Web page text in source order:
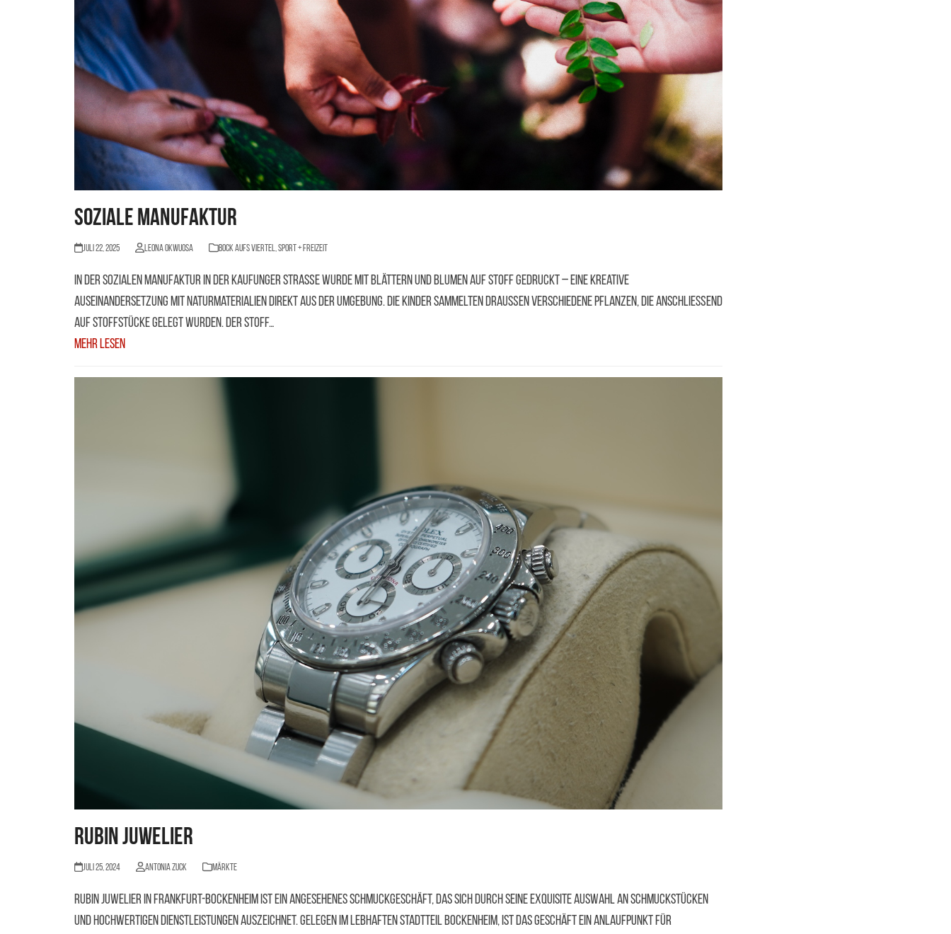
Soziale Manufaktur
Juli 22, 2025 Leona Okwuosa BOCK AUFS VIERTEL,Sport + Freizeit
In der Sozialen Manufaktur in der Kaufunger Straße wurde mit Blättern und Blumen auf Stoff gedruckt – eine kreative
Auseinandersetzung mit Naturmaterialien direkt aus der Umgebung. Die Kinder sammelten draußen verschiedene Pflanzen, die anschließend
auf Stoffstücke gelegt wurden. Der Stoff…
Mehr Lesen
Rubin Juwelier
Juli 25, 2024 Antonia Zuck Märkte
Rubin Juwelier in Frankfurt-Bockenheim ist ein angesehenes Schmuckgeschäft, das sich durch seine exquisite Auswahl an Schmuckstücken
und hochwertigen Dienstleistungen auszeichnet. Gelegen im lebhaften Stadtteil Bockenheim, ist das Geschäft ein Anlaufpunkt für